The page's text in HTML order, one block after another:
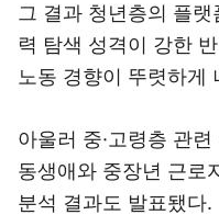
그 결과 청년층의 플
력 탐색 성격이 강한
노동 경향이 뚜렷하게
아울러 중·고령층 관
동생애와 중장년 근로
분석 결과도 발표됐다.